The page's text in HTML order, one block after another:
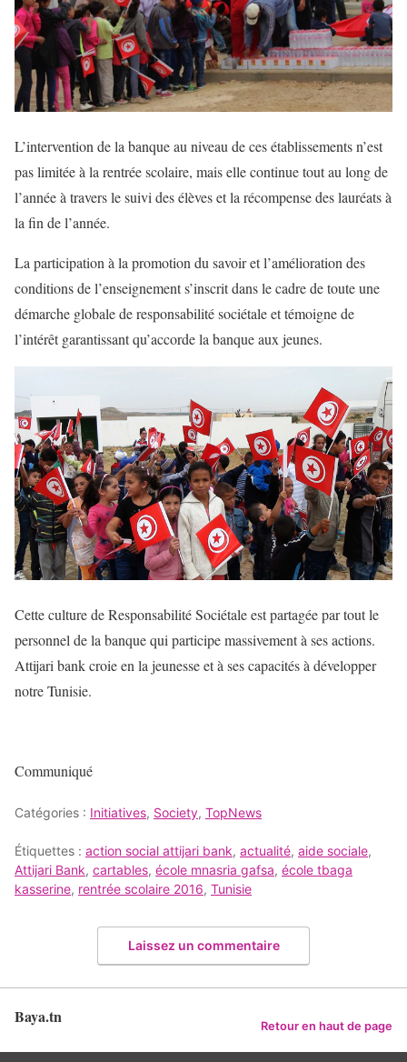
L’intervention de la banque au niveau de ces établissements n’est
pas limitée à la rentrée scolaire, mais elle continue tout au long de
l’année à travers le suivi des élèves et la récompense des lauréats à
la fin de l’année.
La participation à la promotion du savoir et l’amélioration des
conditions de l’enseignement s’inscrit dans le cadre de toute une
démarche globale de responsabilité sociétale et témoigne de
l’intérêt garantissant qu’accorde la banque aux jeunes.
Cette culture de Responsabilité Sociétale est partagée par tout le
personnel de la banque qui participe massivement à ses actions.
Attijari bank croie en la jeunesse et à ses capacités à développer
notre Tunisie.
Communiqué
Catégories : Initiatives, Society, TopNews
Étiquettes : action social attijari bank, actualité, aide sociale,
Attijari Bank, cartables, école mnasria gafsa, école tbaga
kasserine, rentrée scolaire 2016, Tunisie
Laissez un commentaire
Baya.tn Retour en haut de page